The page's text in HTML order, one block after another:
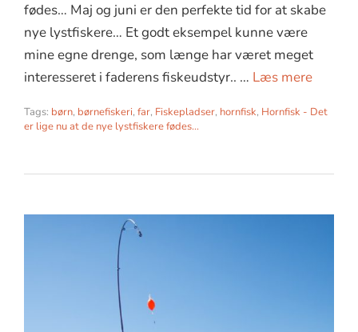
fødes… Maj og juni er den perfekte tid for at skabe
nye lystfiskere… Et godt eksempel kunne være
mine egne drenge, som længe har været meget
interesseret i faderens fiskeudstyr.. … Læs mere
Tags: børn, børnefiskeri, far, Fiskepladser, hornfisk, Hornfisk - Det
er lige nu at de nye lystfiskere fødes...